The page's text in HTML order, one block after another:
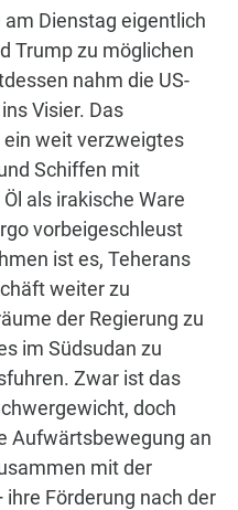
Dienstag eigentlich
Trump zu möglichen
nahm die US-
Visier. Das
weit verzweigtes
Schiffen mit
als irakische Ware
vorbeigeschleust
ist es, Teherans
weiter zu
der Regierung zu
im Südsudan zu
Zwar ist das
doch
Aufwärtsbewegung an
mit der
ihre Förderung nach der